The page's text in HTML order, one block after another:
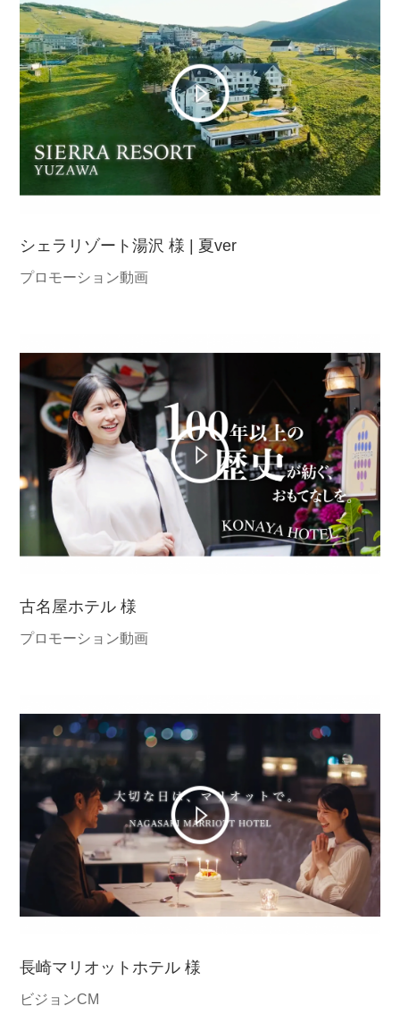
シェラリゾート湯沢 様 | 夏ver
プロモーション動画
古名屋ホテル 様
プロモーション動画
長崎マリオットホテル 様
ビジョンCM